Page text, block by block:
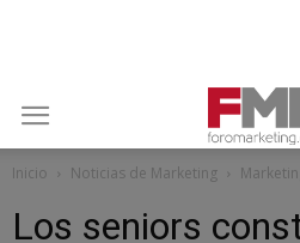
Inicio Noticias de Marketing
Los seniors